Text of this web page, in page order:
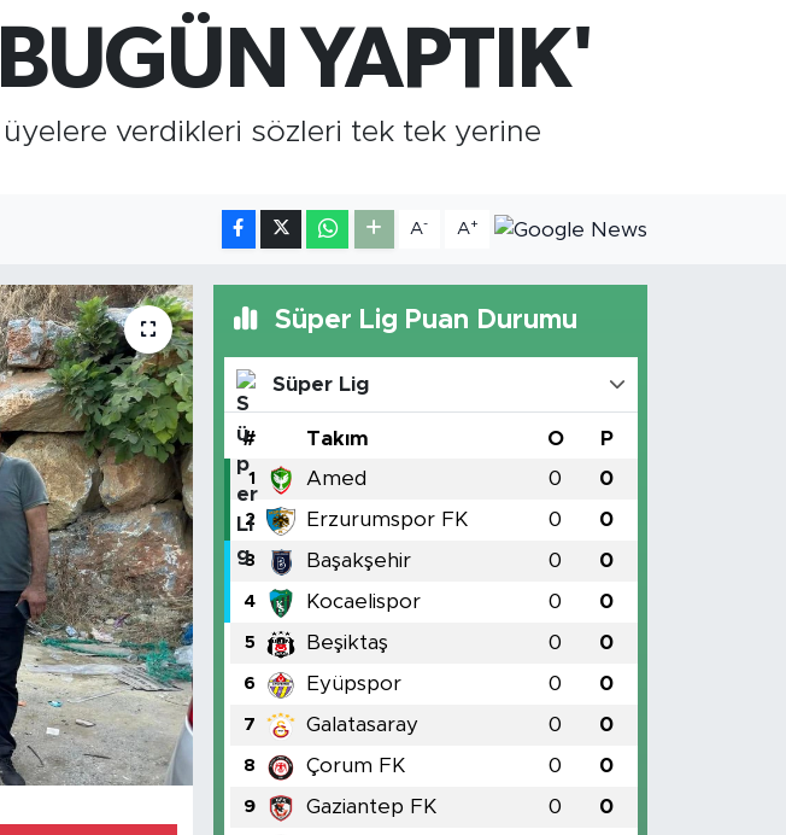
GRAM ALTIN
6660.55
%0
BİST100
YAPTIK'
üyelere verdikleri sözleri tek tek yerine
A- A+
Süper Lig Puan Durumu
Süper Lig
# Takım O P
1 Amed 0 0
2 Erzurumspor FK 0 0
3 Başakşehir 0 0
4 Kocaelispor 0 0
5 Beşiktaş 0 0
6 Eyüpspor 0 0
7 Galatasaray 0 0
8 Çorum FK 0 0
9 Gaziantep FK 0 0